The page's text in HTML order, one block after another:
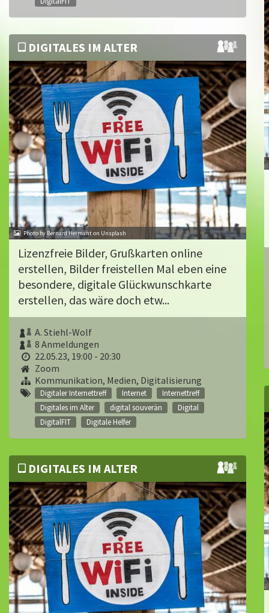
DIGITALES IM ALTER
Photo by Bernard Hermant on Unsplash
Lizenzfreie Bilder, Grußkarten online
erstellen, Bilder freistellen Mal eben eine
besondere, digitale Glückwunschkarte
erstellen, das wäre doch etw...
A. Stiehl-Wolf
8 Anmeldungen
22.05.23, 19:00 - 20:30
Zoom
Kommunikation, Medien, Digitalisierung
Digitaler Internettreff Internet
Internettreff
Digitales im Alter
digital souverän
Digital
DigitalFIT
Digitale Helfer
DIGITALES IM ALTER